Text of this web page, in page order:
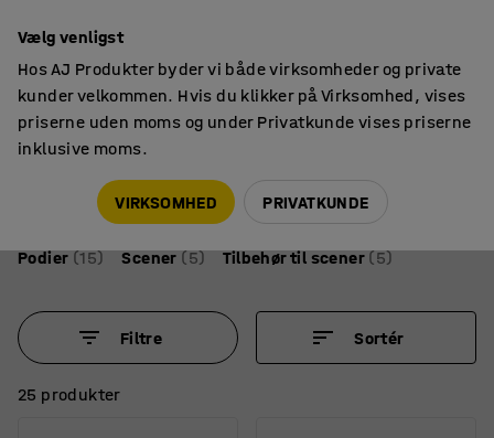
Podier og scener
Podier(15) Scener(5) Tilbehør til scener(5)
Filtre Sortér
25 produkter
Vælg venligst
Hos AJ Produkter byder vi både virksomheder og private
kunder velkommen. Hvis du klikker på Virksomhed, vises
priserne uden moms og under Privatkunde vises priserne
inklusive moms.
VIRKSOMHED PRIVATKUNDE